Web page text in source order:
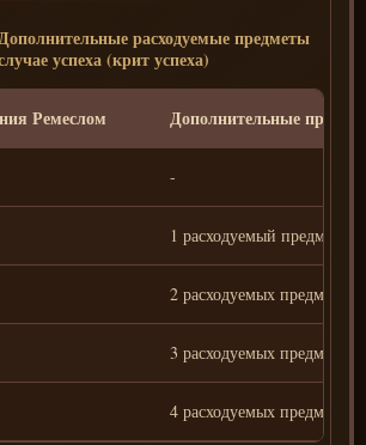
расходуемые предметы
успеха (крит успеха)
Ремеслом Дополнительные
-
1 расходуемый предмет
2 расходуемых предмета
3 расходуемых предмета
4 расходуемых предмета